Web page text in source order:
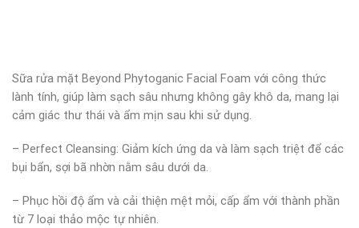
Sữa rửa mặt Beyond Phytoganic Facial Foam với công thức
lành tính, giúp làm sạch sâu nhưng không gây khô da, mang lại
cảm giác thư thái và ẩm mịn sau khi sử dụng.
– Perfect Cleansing: Giảm kích ứng da và làm sạch triệt để các
bụi bẩn, sợi bã nhờn nằm sâu dưới da.
– Phục hồi độ ẩm và cải thiện mệt mỏi, cấp ẩm với thành phần
từ 7 loại thảo mộc tự nhiên.